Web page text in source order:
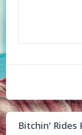
Bitchin' Rides